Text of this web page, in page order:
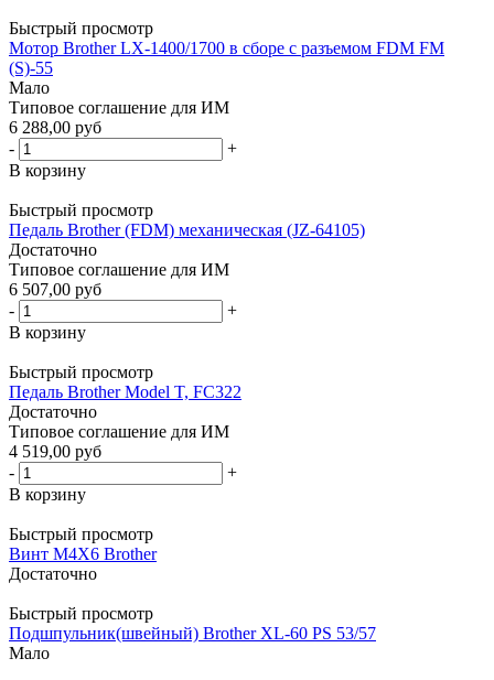
Быстрый просмотр
Мотор Brother LX-1400/1700 в сборе с разъемом FDM FM
(S)-55
Мало
Типовое соглашение для ИМ
6 288,00 руб
-
+
В корзину
Быстрый просмотр
Педаль Brother (FDM) механическая (JZ-64105)
Достаточно
Типовое соглашение для ИМ
6 507,00 руб
-
+
В корзину
Быстрый просмотр
Педаль Brother Model T, FC322
Достаточно
Типовое соглашение для ИМ
4 519,00 руб
-
+
В корзину
Быстрый просмотр
Винт M4X6 Brother
Достаточно
Быстрый просмотр
Подшпульник(швейный) Brother XL-60 PS 53/57
Мало